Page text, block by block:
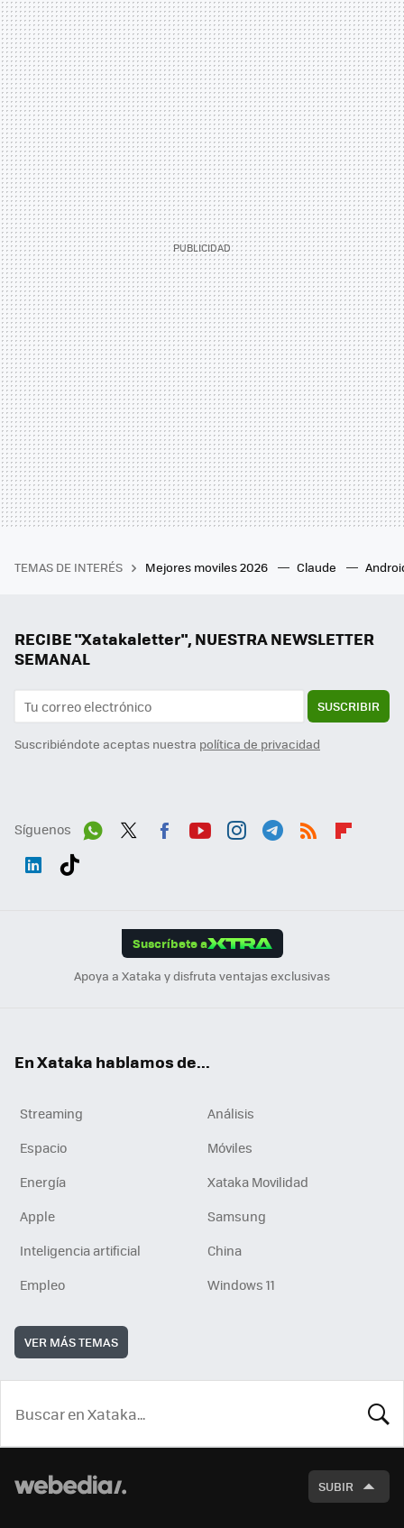
TEMAS DE INTERÉS Mejores moviles 2026 Claude
RECIBE "Xatakaletter", NUESTRA NEWSLETTER
SEMANAL
SUSCRIBIR
Suscribiéndote aceptas nuestra política de privacidad
Síguenos
Suscríbete a
Apoya a Xataka y disfruta ventajas exclusivas
En Xataka hablamos de...
Streaming
Análisis
Espacio
Móviles
Energía
Xataka Movilidad
Apple
Samsung
Inteligencia artificial
China
Empleo
Windows 11
VER MÁS TEMAS
SUBIR